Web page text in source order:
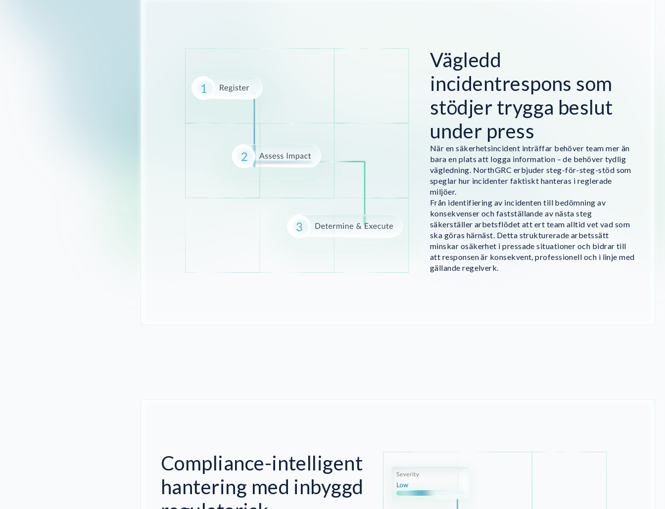
Vägledd
incidentrespons som
stödjer trygga beslut
under press
När en säkerhetsincident inträffar behöver team mer än
bara en plats att logga information – de behöver tydlig
vägledning. NorthGRC erbjuder steg-för-steg-stöd som
speglar hur incidenter faktiskt hanteras i reglerade
miljöer.
Från identifiering av incidenten till bedömning av
konsekvenser och fastställande av nästa steg
säkerställer arbetsflödet att ert team alltid vet vad som
ska göras härnäst. Detta strukturerade arbetssätt
minskar osäkerhet i pressade situationer och bidrar till
att responsen är konsekvent, professionell och i linje med
gällande regelverk.
Compliance-intelligent
hantering med inbyggd